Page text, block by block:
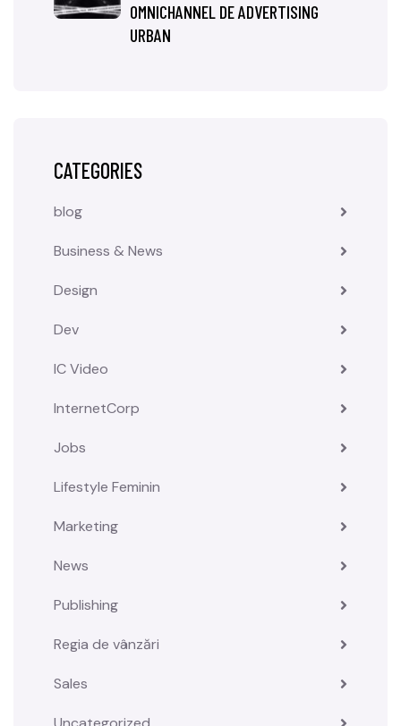
OMNICHANNEL DE ADVERTISING
URBAN
CATEGORIES
blog
Business & News
Design
Dev
IC Video
InternetCorp
Jobs
Lifestyle Feminin
Marketing
News
Publishing
Regia de vânzări
Sales